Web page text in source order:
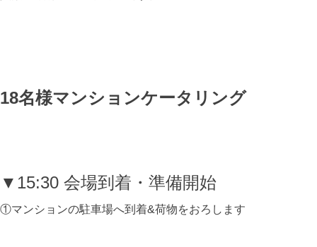
18名様マンションケータリング
▼15:30 会場到着・準備開始
①マンションの駐車場へ到着&荷物をおろします